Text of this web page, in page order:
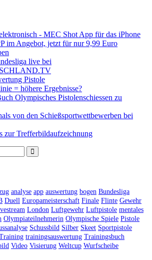
- MEC Shot App für das iPhone
im Angebot, jetzt für nur 9,99 Euro
live bei
Pistole
= höhere Ergebnisse?
Olympisches Pistolenschiessen zu
von den Schießsportwettbewerben bei
zur Trefferbildaufzeichnung
analyse app auswertung bogen Bundesliga
Duell Europameisterschaft Finale Flinte Gewehr
London Luftgewehr Luftpistole mentales
Olympiateilnehmerin Olympische Spiele Pistole
Schussbild Silber Skeet Sportpistole
trainingsauswertung Trainingsbuch
Video Visierung Weltcup Wurfscheibe